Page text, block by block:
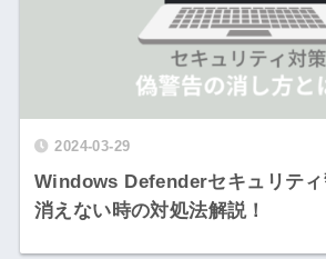
2024-03-29
Windows Defenderセキュリティ
消えない時の対処法解説！